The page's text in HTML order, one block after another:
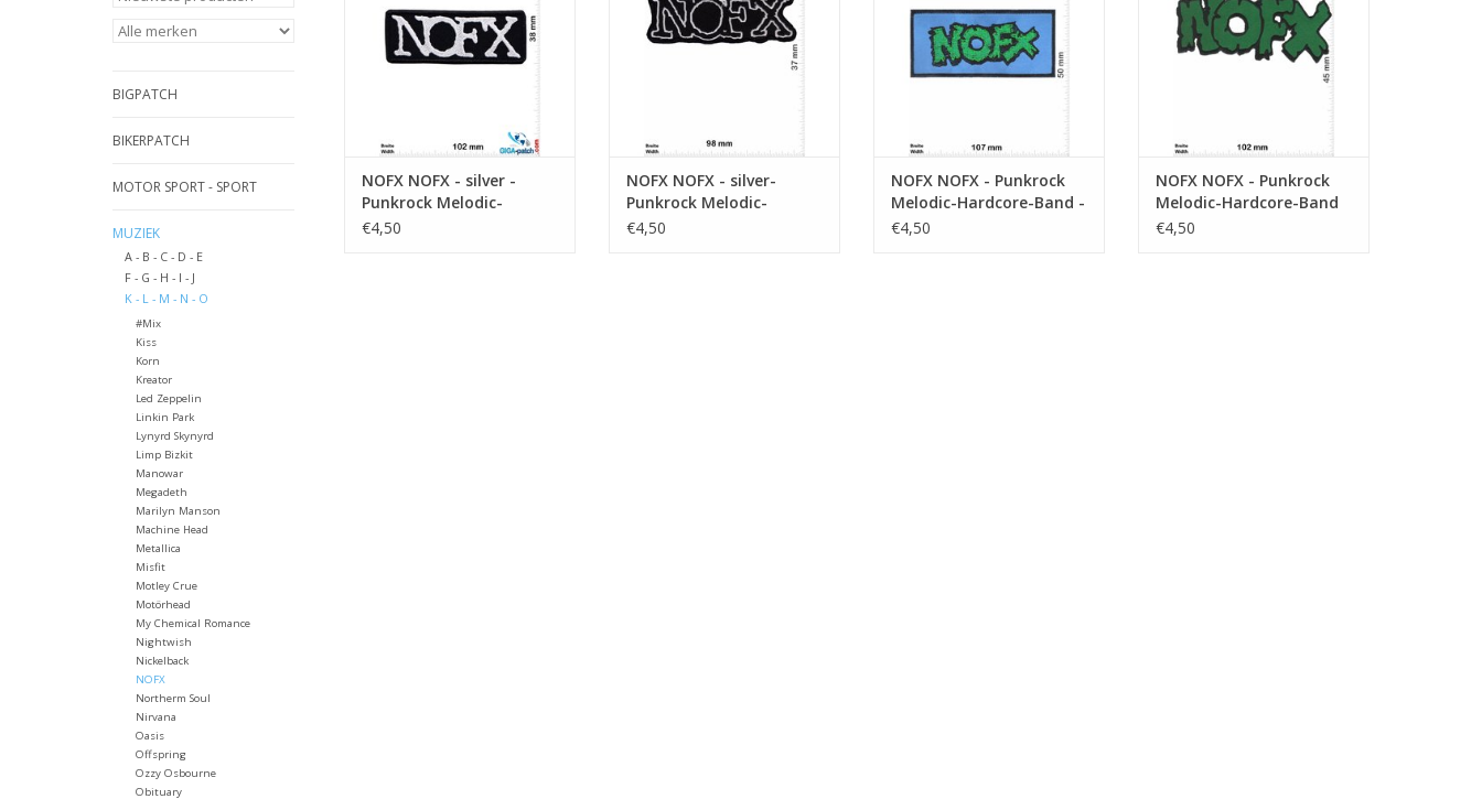
BIGPATCH
BIKERPATCH
MOTOR SPORT - SPORT
MUZIEK
A - B - C - D - E
F - G - H - I - J
K - L - M - N - O
#Mix
Kiss
Korn
Kreator
Led Zeppelin
Linkin Park
Lynyrd Skynyrd
Limp Bizkit
Manowar
Megadeth
Marilyn Manson
Machine Head
Metallica
Misfit
Motley Crue
Motörhead
My Chemical Romance
Nightwish
Nickelback
NOFX
Northerm Soul
Nirvana
Oasis
Offspring
Ozzy Osbourne
Obituary
NOFX NOFX - silver -
Punkrock Melodic-
Hardcore-Band
€4,50
NOFX NOFX - silver-
Punkrock Melodic-
Hardcore-Band
€4,50
NOFX NOFX - Punkrock
Melodic-Hardcore-Band -
blue
€4,50
NOFX NOFX - Punkrock
Melodic-Hardcore-Band
€4,50